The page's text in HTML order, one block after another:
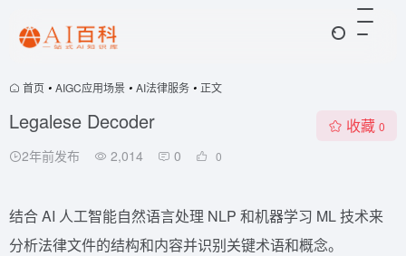
首页 • AIGC应用场景 • AI法律服务 • 正文
Legalese Decoder
2年前发布 2,014 0 0
收藏 0
结合 AI 人工智能自然语言处理 NLP 和机器学习 ML 技术来
分析法律文件的结构和内容并识别关键术语和概念。